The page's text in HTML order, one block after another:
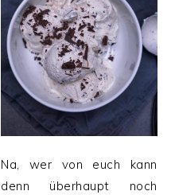
Na, wer von euch kann
denn überhaupt noch